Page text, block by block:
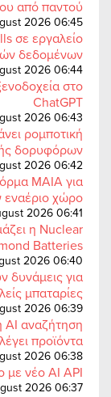
από παντού
2026 06:45
σε εργαλείο
δεδομένων
2026 06:44
στο
ChatGPT
2026 06:43
ρομποτική
δορυφόρων
2026 06:42
MAIA για
εναέριο χώρο
2026 06:41
η Nuclear
Batteries
2026 06:40
δυνάμεις για
μπαταρίες
2026 06:39
AI αναζήτηση
προϊόντα
2026 06:38
με νέο AI API
2026 06:37